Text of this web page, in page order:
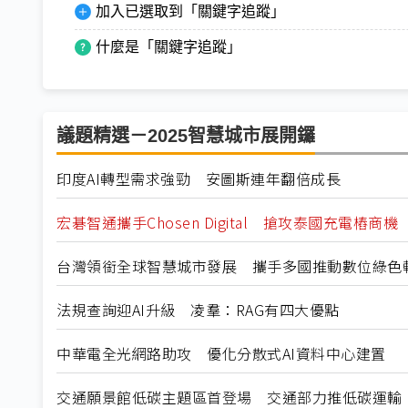
加入已選取到「關鍵字追蹤」
什麼是「關鍵字追蹤」
議題精選－2025智慧城市展開鑼
印度AI轉型需求強勁 安圖斯連年翻倍成長
宏碁智通攜手Chosen Digital 搶攻泰國充電樁商機
台灣領銜全球智慧城市發展 攜手多國推動數位綠色
法規查詢迎AI升級 凌羣：RAG有四大優點
中華電全光網路助攻 優化分散式AI資料中心建置
交通願景館低碳主題區首登場 交通部力推低碳運輸